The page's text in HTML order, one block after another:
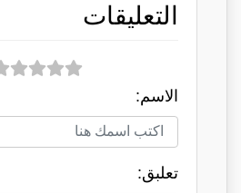
التعليقات
الاسم:
تعلبق: